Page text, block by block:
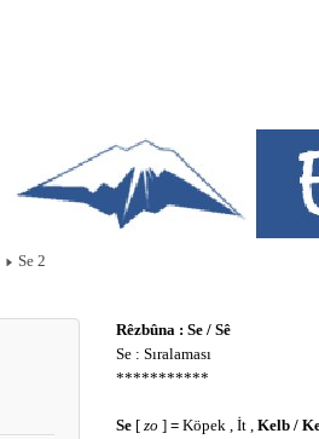
Se 2
Rêzbûna : Se / Sê
Se : Sıralaması
***********
Se [ zo ] = Köpek , İt ,Kelb /